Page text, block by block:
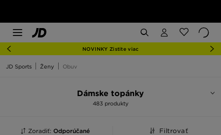
NOVINKY Zistite viac
JD Sports Ženy Obuv
Dámske topánky
483 produkty
Zoradiť: Odporúčané Filtrovať